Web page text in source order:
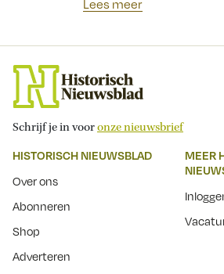
Lees meer
Schrijf je in vooronze nieuwsbrief
HISTORISCH NIEUWSBLAD
Over ons
Abonneren
Shop
Adverteren
MEER